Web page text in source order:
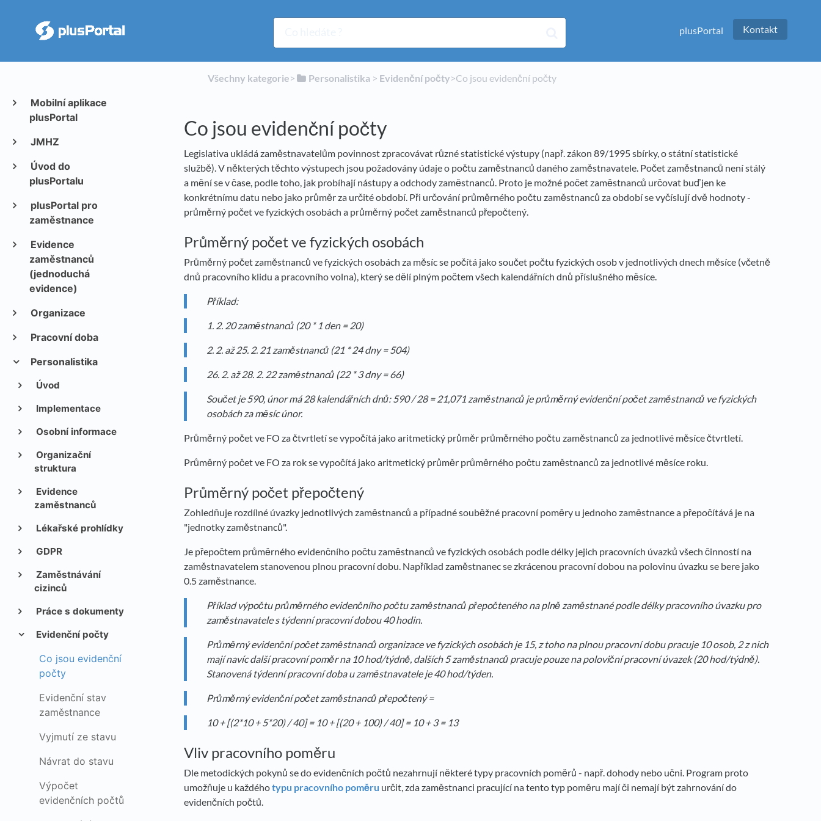
plusPortal Kontakt
Mobilní aplikace
plusPortal
JMHZ
Úvod do
plusPortalu
plusPortal pro
zaměstnance
Evidence
zaměstnanců
(jednoduchá
evidence)
Organizace
Pracovní doba
Personalistika
Úvod
Implementace
Osobní informace
Organizační
struktura
Evidence
zaměstnanců
Lékařské prohlídky
GDPR
Zaměstnávání
cizinců
Práce s dokumenty
Evidenční počty
Co jsou evidenční
počty
Evidenční stav
zaměstnance
Vyjmutí ze stavu
Návrat do stavu
Výpočet
evidenčních počtů
Všechny kategorie​>​ ​Personalistika ​ > ​ ​Evidenční počty​>​ Co jsou evidenční počty
Co jsou evidenční počty
Legislativa ukládá zaměstnavatelům povinnost zpracovávat různé statistické výstupy (např. zákon 89/1995 sbírky, o státní statistické
službě). V některých těchto výstupech jsou požadovány údaje o počtu zaměstnanců daného zaměstnavatele. Počet zaměstnanců není stálý
a mění se v čase, podle toho, jak probíhají nástupy a odchody zaměstnanců. Proto je možné počet zaměstnanců určovat buď jen ke
konkrétnímu datu nebo jako průměr za určité období. Při určování průměrného počtu zaměstnanců za období se vyčíslují dvě hodnoty -
průměrný počet ve fyzických osobách a průměrný počet zaměstnanců přepočtený.
Průměrný počet ve fyzických osobách
Průměrný počet zaměstnanců ve fyzických osobách za měsíc se počítá jako součet počtu fyzických osob v jednotlivých dnech měsíce (včetně
dnů pracovního klidu a pracovního volna), který se dělí plným počtem všech kalendářních dnů příslušného měsíce.
Příklad:
1. 2. 20 zaměstnanců (20 * 1 den = 20)
2. 2. až 25. 2. 21 zaměstnanců (21 * 24 dny = 504)
26. 2. až 28. 2. 22 zaměstnanců (22 * 3 dny = 66)
Součet je 590, únor má 28 kalendářních dnů: 590 / 28 = 21,071 zaměstnanců je průměrný evidenční počet zaměstnanců ve fyzických
osobách za měsíc únor.
Průměrný počet ve FO za čtvrtletí se vypočítá jako aritmetický průměr průměrného počtu zaměstnanců za jednotlivé měsíce čtvrtletí.
Průměrný počet ve FO za rok se vypočítá jako aritmetický průměr průměrného počtu zaměstnanců za jednotlivé měsíce roku.
Průměrný počet přepočtený
Zohledňuje rozdílné úvazky jednotlivých zaměstnanců a případné souběžné pracovní poměry u jednoho zaměstnance a přepočítává je na
"jednotky zaměstnanců".
Je přepočtem průměrného evidenčního počtu zaměstnanců ve fyzických osobách podle délky jejich pracovních úvazků všech činností na
zaměstnavatelem stanovenou plnou pracovní dobu. Například zaměstnanec se zkrácenou pracovní dobou na polovinu úvazku se bere jako
0.5 zaměstnance.
Příklad výpočtu průměrného evidenčního počtu zaměstnanců přepočteného na plně zaměstnané podle délky pracovního úvazku pro
zaměstnavatele s týdenní pracovní dobou 40 hodin.
Průměrný evidenční počet zaměstnanců organizace ve fyzických osobách je 15, z toho na plnou pracovní dobu pracuje 10 osob, 2 z nich
mají navíc další pracovní poměr na 10 hod/týdně, dalších 5 zaměstnanců pracuje pouze na poloviční pracovní úvazek (20 hod/týdně).
Stanovená týdenní pracovní doba u zaměstnavatele je 40 hod/týden.
Průměrný evidenční počet zaměstnanců přepočtený =
10 + [(2*10 + 5*20) / 40] = 10 + [(20 + 100) / 40] = 10 + 3 = 13
Vliv pracovního poměru
Dle metodických pokynů se do evidenčních počtů nezahrnují některé typy pracovních poměrů - např. dohody nebo učni. Program proto
umožňuje u každéhotypu pracovního poměru určit, zda zaměstnanci pracující na tento typ poměru mají či nemají být zahrnování do
evidenčních počtů.